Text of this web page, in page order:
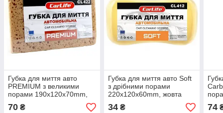
Губка для миття авто
PREMIUM з великими
порами 190x120x70mm,
коричнева
70 ₴
Губка для миття авто Soft
з дрібними порами
220x120x60mm, жовта
(10x10)
34₴ 74